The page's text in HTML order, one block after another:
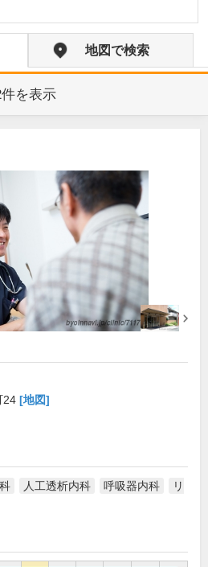
地図で検索
件を表示
24 [地図]
人工透析内科 呼吸器内科
リ